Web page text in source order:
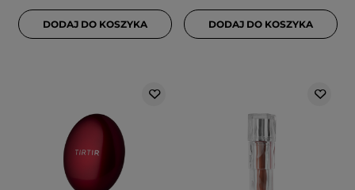
DODAJ DO KOSZYKA DODAJ DO KOSZYKA